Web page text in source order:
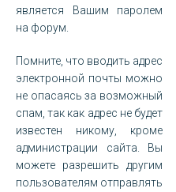
является Вашим паролем
на форум.
Помните, что вводить адрес
электронной почты можно
не опасаясь за возможный
спам, так как адрес не будет
известен никому, кроме
администрации сайта. Вы
можете разрешить другим
пользователям отправлять